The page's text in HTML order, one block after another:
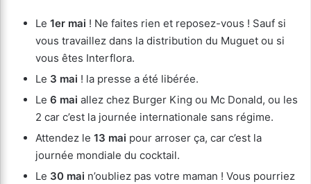
Le 1er mai ! Ne faites rien et reposez-vous ! Sauf si
vous travaillez dans la distribution du Muguet ou si
vous êtes Interflora.
Le 3 mai ! la presse a été libérée.
Le 6 mai allez chez Burger King ou Mc Donald, ou les
2 car c’est la journée internationale sans régime.
Attendez le 13 mai pour arroser ça, car c’est la
journée mondiale du cocktail.
Le 30 mai n’oubliez pas votre maman ! Vous pourriez